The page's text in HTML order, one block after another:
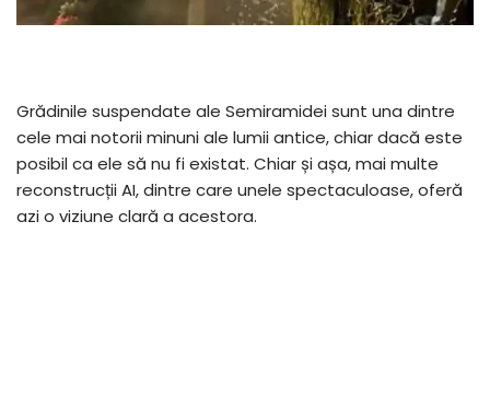
Grădinile suspendate ale Semiramidei sunt una dintre
cele mai notorii minuni ale lumii antice, chiar dacă este
posibil ca ele să nu fi existat. Chiar și așa, mai multe
reconstrucții AI, dintre care unele spectaculoase, oferă
azi o viziune clară a acestora.